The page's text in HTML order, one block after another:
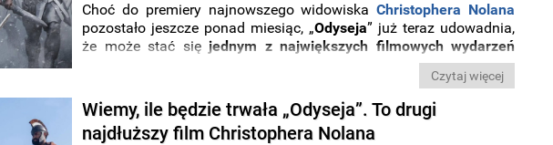
Choć do premiery najnowszego widowiskaChristophera Nolana
pozostało jeszcze ponad miesiąc, „Odyseja” już teraz udowadnia,
że może stać sięjednym z największych filmowych wydarzeń
. To szczególnie interesujące w kontekście
wcześniejszych internetowych dyskusji, w których część
komentatorów przewidywała filmowi
problemy finansowe
względu na kontrowersje związane z obsadą.
Czytaj więcej
Wiemy, ile będzie trwała „Odyseja”. To drugi
najdłuższy film Christophera Nolana